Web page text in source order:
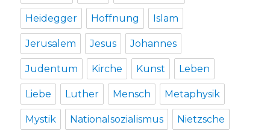
Heidegger Hoffnung Islam
Jerusalem Jesus Johannes
Judentum Kirche Kunst Leben
Liebe Luther Mensch Metaphysik
Mystik Nationalsozialismus Nietzsche